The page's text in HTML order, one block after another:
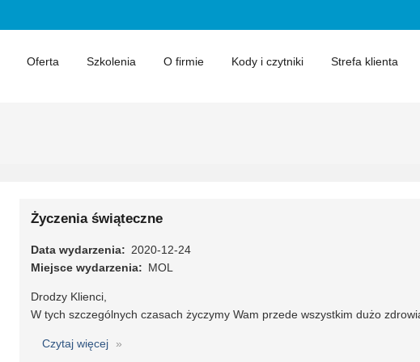
Oferta Szkolenia O firmie Kody i czytniki Strefa klienta
Życzenia świąteczne
Data wydarzenia
2020-12-24
Miejsce wydarzenia
MOL
Drodzy Klienci,
W tych szczególnych czasach życzymy Wam przede wszystkim dużo
Czytaj więcej
o